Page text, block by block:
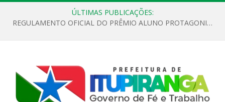
ÚLTIMAS PUBLICAÇÕES:
REGULAMENTO OFICIAL DO PRÊMIO ALUNO PROTAGONISTA – EDIÇÃO 2026